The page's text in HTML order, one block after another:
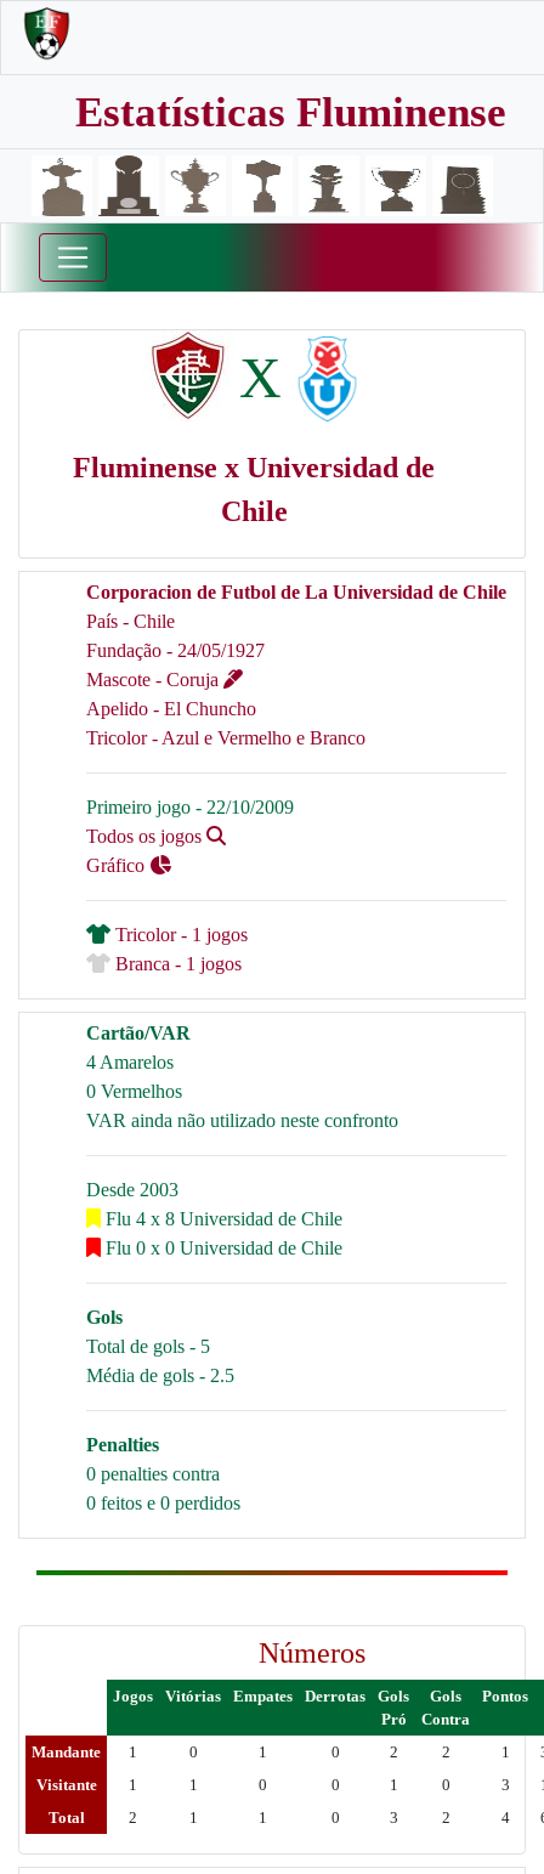
Estatísticas Fluminense
X
Fluminense x Universidad de
Chile
Corporacion de Futbol de La Universidad de Chile
País - Chile
Fundação - 24/05/1927
Mascote - Coruja
Apelido - El Chuncho
Tricolor - Azul e Vermelho e Branco
Primeiro jogo - 22/10/2009
Todos os jogos
Gráfico
Tricolor - 1 jogos
Branca - 1 jogos
Cartão/VAR
4 Amarelos
0 Vermelhos
VAR ainda não utilizado neste confronto
Desde 2003
Flu 4 x 8 Universidad de Chile
Flu 0 x 0 Universidad de Chile
Gols
Total de gols - 5
Média de gols - 2.5
Penalties
0 penalties contra
0 feitos e 0 perdidos
Números
Jogos Vitórias Empates Derrotas
Gols
Pró
Gols
Contra
Pontos
Mandante 1 0 1 0 2 2 1
Visitante
1 1 0 0 1 0 3
Total
2 1 1 0 3 2 4